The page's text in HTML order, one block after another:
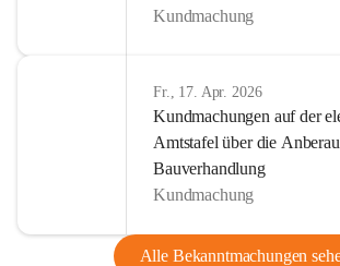
Kundmachung
Fr., 17. Apr. 2026
Kundmachungen auf der
Amtstafel über die
Bauverhandlung
Kundmachung
Alle Bekanntmachungen